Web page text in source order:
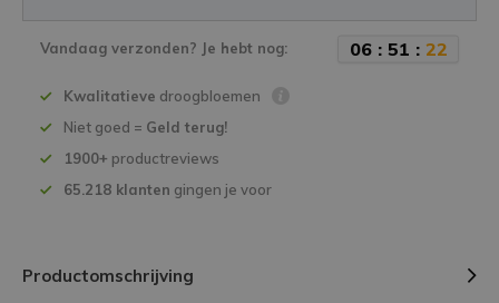
Vandaag verzonden? Je hebt nog: 06: 51 : 21
Kwalitatieve droogbloemen
Niet goed = Geld terug!
1900+ productreviews
65.218 klanten gingen je voor
Productomschrijving